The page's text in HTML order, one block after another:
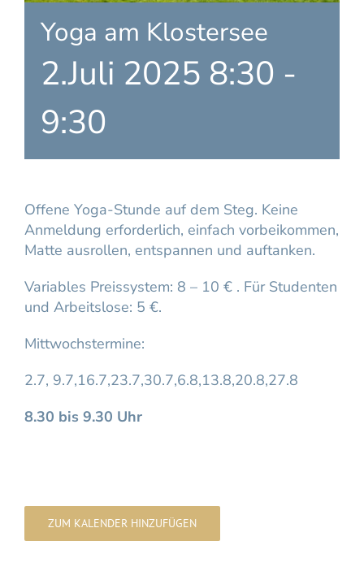
Yoga am Klostersee
2.Juli 2025 8:30 -
9:30
Offene Yoga-Stunde auf dem Steg. Keine
Anmeldung erforderlich, einfach vorbeikommen,
Matte ausrollen, entspannen und auftanken.
Variables Preissystem: 8 – 10 € . Für Studenten
und Arbeitslose: 5 €.
Mittwochstermine:
2.7, 9.7,16.7,23.7,30.7,6.8,13.8,20.8,27.8
8.30 bis 9.30 Uhr
ZUM KALENDER HINZUFÜGEN